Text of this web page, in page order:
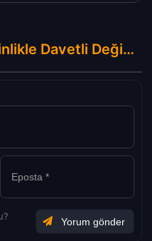
Bat Mitzvah’ıma Kesinlikle Davetli Değilsin Türkçe Dublaj izle (2023) Hakkında Yorumlar